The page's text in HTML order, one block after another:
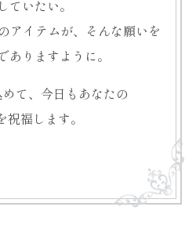
ていたい。
アイテムが、 そんな願いを
ありますように。
て、 今日もあなたの
祝福します。